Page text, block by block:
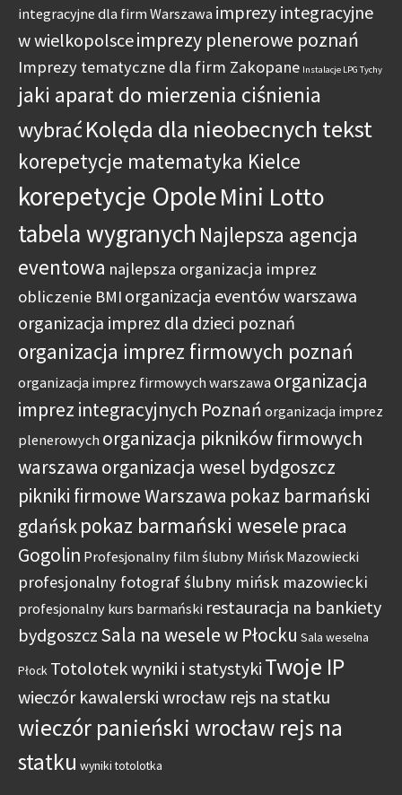
integracyjne dla firm Warszawa imprezy integracyjne
w wielkopolsceimprezy plenerowe poznań
Imprezy tematyczne dla firm Zakopane Instalacje LPG Tychy
jaki aparat do mierzenia ciśnienia
wybraćKolęda dla nieobecnych tekst
korepetycje matematyka Kielce
korepetycje OpoleMini Lotto
tabela wygranych Najlepsza agencja
eventowa najlepsza organizacja imprez
obliczenie BMI organizacja eventów warszawa
organizacja imprez dla dzieci poznań
organizacja imprez firmowych poznań
organizacja imprez firmowych warszawa organizacja
imprez integracyjnych Poznań organizacja imprez
plenerowych organizacja pikników firmowych
warszawa organizacja wesel bydgoszcz
pikniki firmowe Warszawa pokaz barmański
gdańskpokaz barmański wesele praca
Gogolin Profesjonalny film ślubny Mińsk Mazowiecki
profesjonalny fotograf ślubny mińsk mazowiecki
profesjonalny kurs barmański restauracja na bankiety
bydgoszcz Sala na wesele w Płocku Sala weselna
Płock Totolotek wyniki i statystyki Twoje IP
wieczór kawalerski wrocław rejs na statku
wieczór panieński wrocław rejs na
statku wyniki totolotka